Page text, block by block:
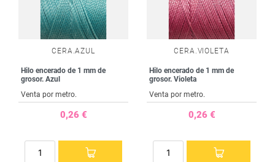
CERA.AZUL
Hilo encerado de 1 mm de
grosor. Azul
Venta por metro.
0,26 €
CERA.VIOLETA
Hilo encerado de 1 mm de
grosor. Violeta
Venta por metro.
0,26 €